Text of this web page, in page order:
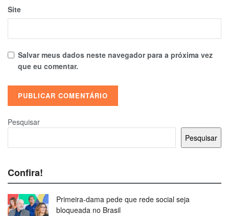
Site
Salvar meus dados neste navegador para a próxima vez
que eu comentar.
Pesquisar
Pesquisar
Confira!
Primeira-dama pede que rede social seja
bloqueada no Brasil